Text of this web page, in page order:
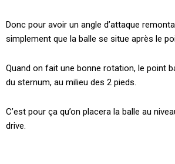
Donc pour avoir un angle d’attaque
simplement que la balle se situe après le
Quand on fait une bonne rotation, le point
du sternum, au milieu des 2 pieds.
C’est pour ça qu’on placera la balle au
drive.